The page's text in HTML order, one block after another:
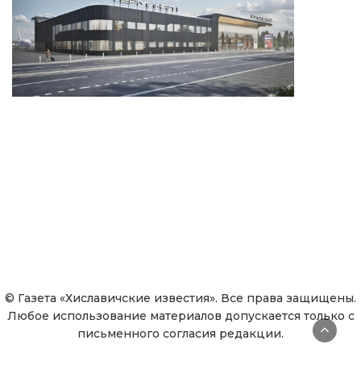
© Газета «Хиславичские известия». Все права защищены.
Любое использование материалов допускается только с
письменного согласия редакции.